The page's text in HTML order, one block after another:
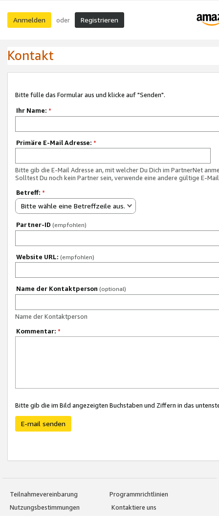
Anmelden oder Registrieren
Kontakt
Bitte fülle das Formular aus und klicke auf "Senden".
Ihr Name: *
Primäre E-Mail Adresse: *
Bitte gib die E-Mail Adresse an, mit welcher Du Dich im PartnerNet
Solltest Du noch kein Partner sein, verwende eine andere gültige E-
Betreff: *
Bitte wähle eine Betreffzeile aus.
Partner-ID (empfohlen)
Website URL: (empfohlen)
Name der Kontaktperson (optional)
Name der Kontaktperson
Kommentar: *
Bitte gib die im Bild angezeigten Buchstaben und Ziffern in das
E-mail senden
Teilnahmevereinbarung
Programmrichtlinien
Nutzungsbestimmungen
Kontaktiere uns